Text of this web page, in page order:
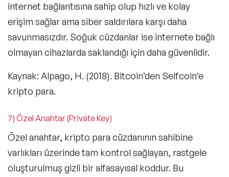
internet bağlantısına sahip olup hızlı ve kolay
erişim sağlar ama siber saldırılara karşı daha
savunmasızdır. Soğuk cüzdanlar ise internete bağlı
olmayan cihazlarda saklandığı için daha güvenlidir.
Kaynak: Alpago, H. (2018). Bitcoin’den Selfcoin’e
kripto para.
7) Özel Anahtar (Private Key)
Özel anahtar, kripto para cüzdanının sahibine
varlıkları üzerinde tam kontrol sağlayan, rastgele
oluşturulmuş gizli bir alfasayısal koddur. Bu